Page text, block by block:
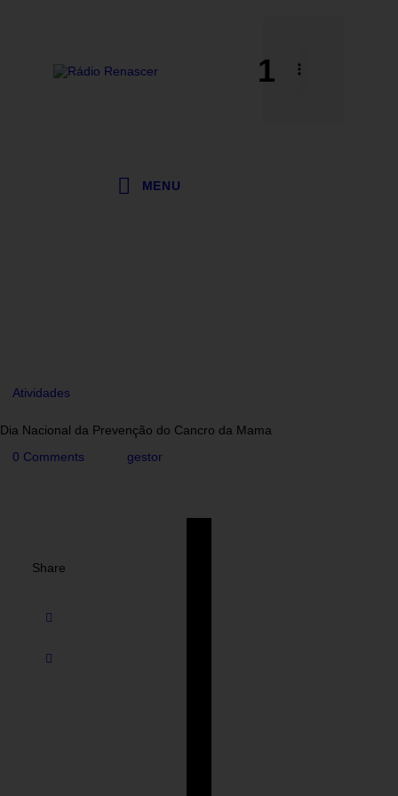
1
MENU
Atividades
Dia Nacional da Prevenção do Cancro da Mama
0 Comments gestor
Share